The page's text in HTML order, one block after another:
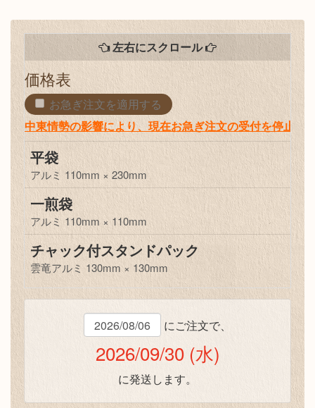
左右にスクロール
価格表
お急ぎ注文を適用する
中東情勢の影響により、現在お急ぎ注文の受付を停止し
平袋
アルミ 110mm × 230mm
一煎袋
アルミ 110mm × 110mm
チャック付スタンドパック
雲竜アルミ 130mm × 130mm
にご注文で、
2026/09/30 (水)
に発送します。